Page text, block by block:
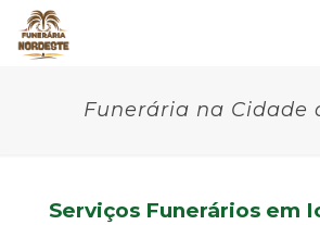
Funerária na Cidade
Serviços Funerários em